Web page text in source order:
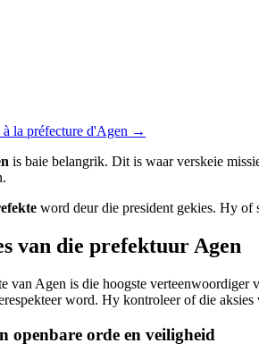
à la préfecture d'Agen →
is baie belangrik. Dit is waar verskeie
word deur die president gekies. Hy of
van die prefektuur Agen
van Agen is die hoogste verteenwoordiger
word. Hy kontroleer of die
openbare orde en veiligheid